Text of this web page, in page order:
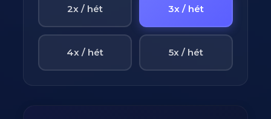
2x / hét 3x / hét
4x / hét 5x / hét